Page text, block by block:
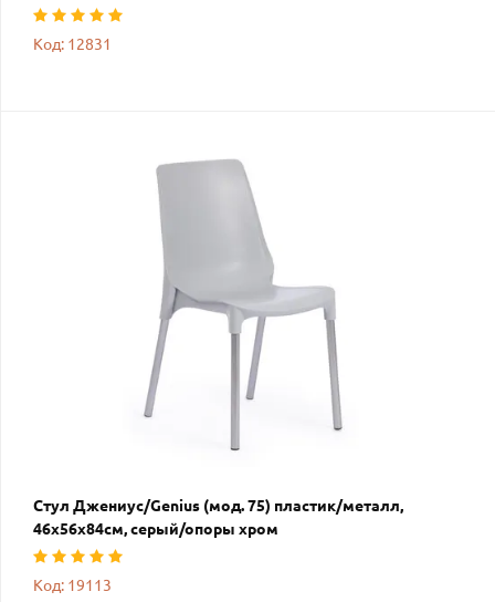
Код: 12831
Стул Джениус/Genius (мод. 75) пластик/металл,
46x56x84cм, серый/опоры хром
Код: 19113